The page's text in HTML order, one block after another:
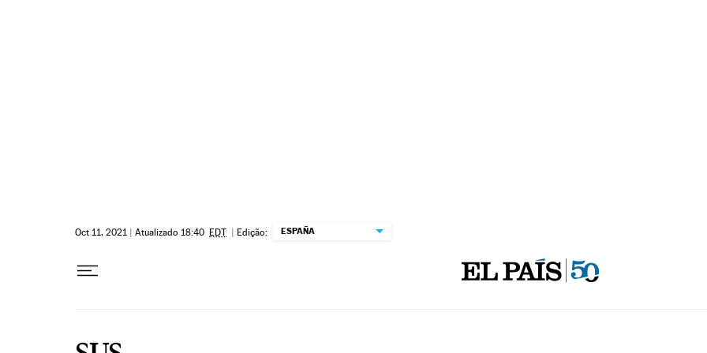
Oct 11, 2021 | Atualizado 18:40 EDT | Edição: ESPAÑA